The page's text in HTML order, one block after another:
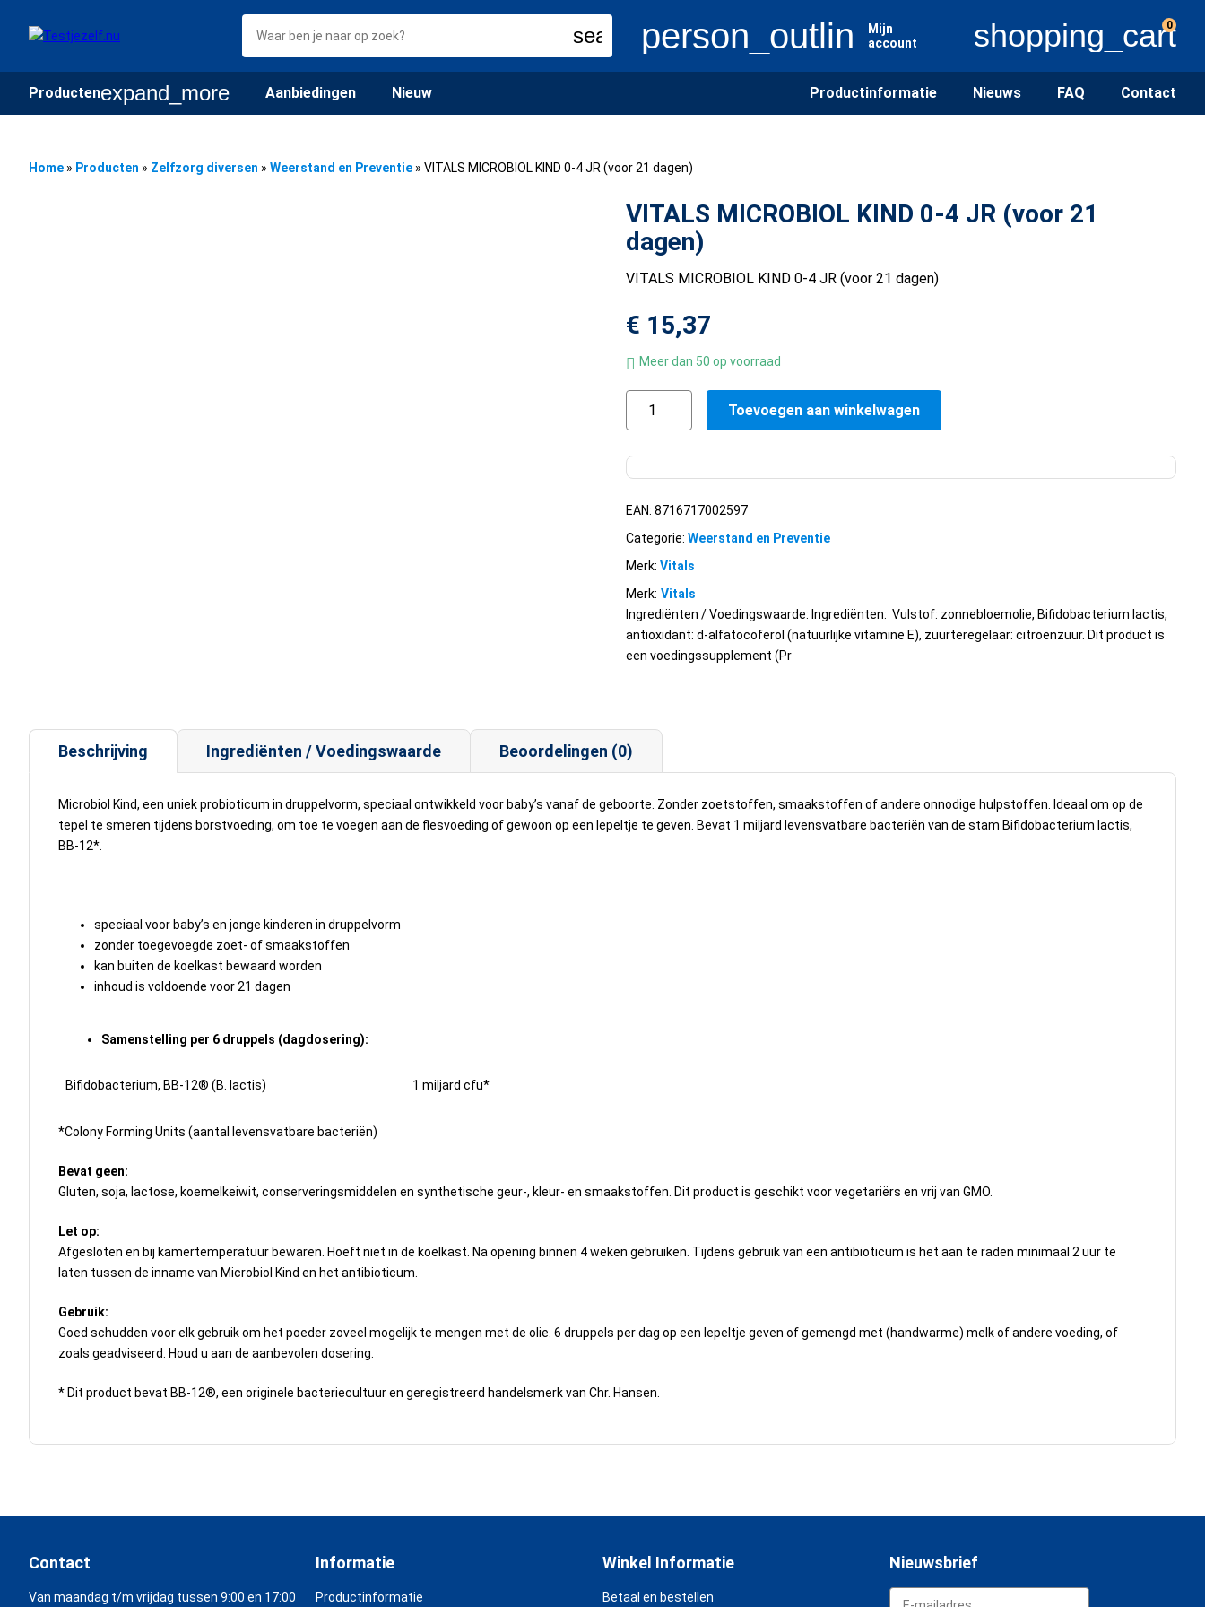
search person_outlineMijn
account
shopping_cart
0
Productenexpand_more Aanbiedingen Nieuw Productinformatie Nieuws FAQ Contact
Home » Producten » Zelfzorg diversen » Weerstand en Preventie » VITALS MICROBIOL KIND 0-4 JR (voor 21 dagen)
VITALS MICROBIOL KIND 0-4 JR (voor 21
dagen)
VITALS MICROBIOL KIND 0-4 JR (voor 21 dagen)
€ 15,37
Meer dan 50 op voorraad
0-
4
JR
21
dagen)
aantal
Toevoegen aan winkelwagen
EAN: 8716717002597
Categorie: Weerstand en Preventie
Merk: Vitals
Merk: Vitals
Ingrediënten / Voedingswaarde: Ingrediënten: Vulstof: zonnebloemolie, Bifidobacterium lactis,
antioxidant: d-alfatocoferol (natuurlijke vitamine E), zuurteregelaar: citroenzuur. Dit product is
een voedingssupplement (Pr
Beschrijving Ingrediënten / Voedingswaarde Beoordelingen (0)
Microbiol Kind, een uniek probioticum in druppelvorm, speciaal ontwikkeld voor baby’s vanaf de geboorte. Zonder zoetstoffen, smaakstoffen of andere onnodige hulpstoffen. Ideaal om op de
tepel te smeren tijdens borstvoeding, om toe te voegen aan de flesvoeding of gewoon op een lepeltje te geven. Bevat 1 miljard levensvatbare bacteriën van de stam Bifidobacterium lactis,
BB-12*.
speciaal voor baby’s en jonge kinderen in druppelvorm
zonder toegevoegde zoet- of smaakstoffen
kan buiten de koelkast bewaard worden
inhoud is voldoende voor 21 dagen
Samenstelling per 6 druppels (dagdosering):
Bifidobacterium, BB-12® (B. lactis) 1 miljard cfu*
*Colony Forming Units (aantal levensvatbare bacteriën)
Bevat geen:
Gluten, soja, lactose, koemelkeiwit, conserveringsmiddelen en synthetische geur-, kleur- en smaakstoffen. Dit product is geschikt voor vegetariërs en vrij van GMO.
Let op:
Afgesloten en bij kamertemperatuur bewaren. Hoeft niet in de koelkast. Na opening binnen 4 weken gebruiken. Tijdens gebruik van een antibioticum is het aan te raden minimaal 2 uur te
laten tussen de inname van Microbiol Kind en het antibioticum.
Gebruik:
Goed schudden voor elk gebruik om het poeder zoveel mogelijk te mengen met de olie. 6 druppels per dag op een lepeltje geven of gemengd met (handwarme) melk of andere voeding, of
zoals geadviseerd. Houd u aan de aanbevolen dosering.
* Dit product bevat BB-12®, een originele bacteriecultuur en geregistreerd handelsmerk van Chr. Hansen.
Contact
Van maandag t/m vrijdag tussen 9:00 en 17:00
Informatie
Productinformatie
Winkel Informatie
Betaal en bestellen
Nieuwsbrief